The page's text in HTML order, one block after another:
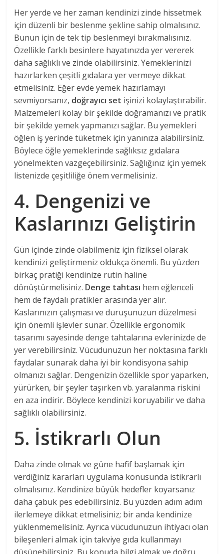
Her yerde ve her zaman kendinizi zinde hissetmek
için düzenli bir beslenme şekline sahip olmalısınız.
Bunun için de tek tip beslenmeyi bırakmalısınız.
Özellikle farklı besinlere hayatınızda yer vererek
daha sağlıklı ve zinde olabilirsiniz. Yemeklerinizi
hazırlarken çeşitli gıdalara yer vermeye dikkat
etmelisiniz. Eğer evde yemek hazırlamayı
sevmiyorsanız, doğrayıcı set işinizi kolaylaştırabilir.
Malzemeleri kolay bir şekilde doğramanızı ve pratik
bir şekilde yemek yapmanızı sağlar. Bu yemekleri
öğlen iş yerinde tüketmek için yanınıza alabilirsiniz.
Böylece öğle yemeklerinde sağlıksız gıdalara
yönelmekten vazgeçebilirsiniz. Sağlığınız için yemek
listenizde çeşitliliğe önem vermelisiniz.
4. Dengenizi ve
Kaslarınızı Geliştirin
Gün içinde zinde olabilmeniz için fiziksel olarak
kendinizi geliştirmeniz oldukça önemli. Bu yüzden
birkaç pratiği kendinize rutin haline
dönüştürmelisiniz. Denge tahtası hem eğlenceli
hem de faydalı pratikler arasında yer alır.
Kaslarınızın çalışması ve duruşunuzun düzelmesi
için önemli işlevler sunar. Özellikle ergonomik
tasarımı sayesinde denge tahtalarına evlerinizde de
yer verebilirsiniz. Vücudunuzun her noktasına farklı
faydalar sunarak daha iyi bir kondisyona sahip
olmanızı sağlar. Dengenizin özellikle spor yaparken,
yürürken, bir şeyler taşırken vb. yaralanma riskini
en aza indirir. Böylece kendinizi koruyabilir ve daha
sağlıklı olabilirsiniz.
5. İstikrarlı Olun
Daha zinde olmak ve güne hafif başlamak için
verdiğiniz kararları uygulama konusunda istikrarlı
olmalısınız. Kendinize büyük hedefler koyarsanız
daha çabuk pes edebilirsiniz. Bu yüzden adım adım
ilerlemeye dikkat etmelisiniz; bir anda kendinize
yüklenmemelisiniz. Ayrıca vücudunuzun ihtiyacı olan
bileşenleri almak için takviye gıda kullanmayı